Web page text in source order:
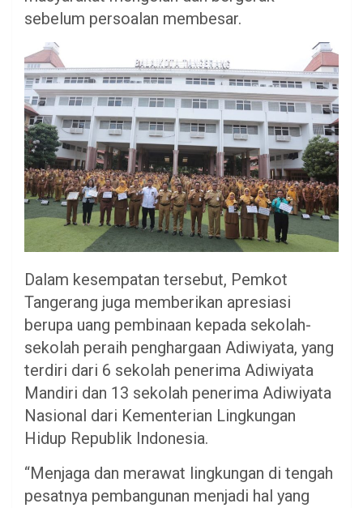
sebelum persoalan membesar.
Dalam kesempatan tersebut, Pemkot
Tangerang juga memberikan apresiasi
berupa uang pembinaan kepada sekolah-
sekolah peraih penghargaan Adiwiyata, yang
terdiri dari 6 sekolah penerima Adiwiyata
Mandiri dan 13 sekolah penerima Adiwiyata
Nasional dari Kementerian Lingkungan
Hidup Republik Indonesia.
“Menjaga dan merawat lingkungan di tengah
pesatnya pembangunan menjadi hal yang